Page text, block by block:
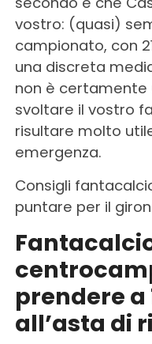
vostro: (quasi)
campionato, con
una discreta
non è
svoltare il vostro
risultare molto
emergenza.
Consigli
puntare per il
prendere a
all’asta di